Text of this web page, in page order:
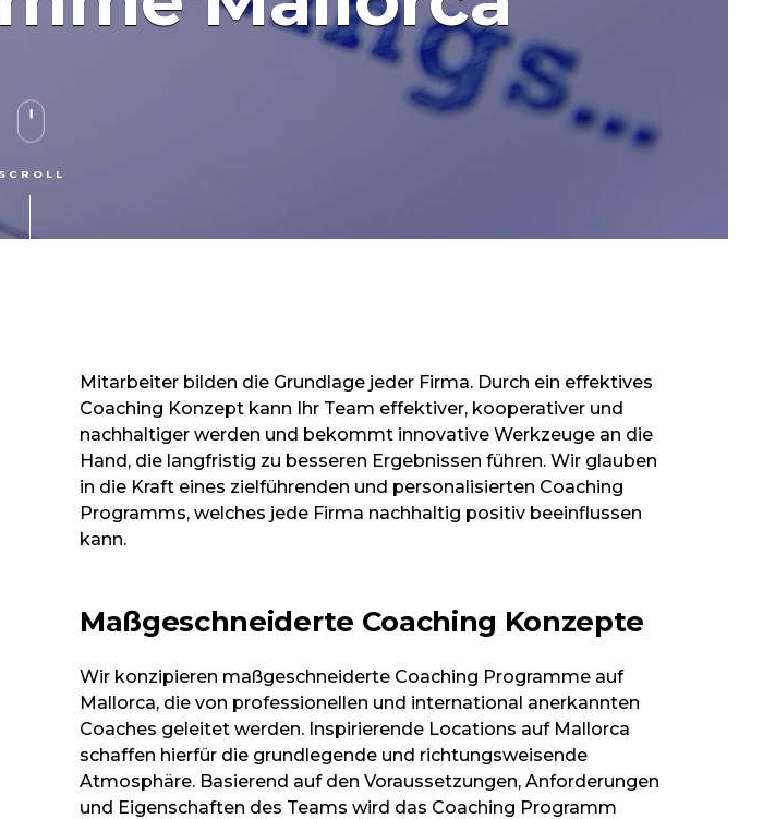
SCROLL
Mitarbeiter bilden die Grundlage jeder Firma. Durch ein effektives
Coaching Konzept kann Ihr Team effektiver, kooperativer und
nachhaltiger werden und bekommt innovative Werkzeuge an die
Hand, die langfristig zu besseren Ergebnissen führen. Wir glauben
in die Kraft eines zielführenden und personalisierten Coaching
Programms, welches jede Firma nachhaltig positiv beeinflussen
kann.
Maßgeschneiderte Coaching Konzepte
Wir konzipieren maßgeschneiderte Coaching Programme auf
Mallorca, die von professionellen und international anerkannten
Coaches geleitet werden. Inspirierende Locations auf Mallorca
schaffen hierfür die grundlegende und richtungsweisende
Atmosphäre. Basierend auf den Voraussetzungen, Anforderungen
und Eigenschaften des Teams wird das Coaching Programm